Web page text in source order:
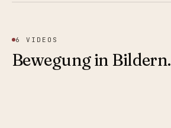
6 VIDEOS
Bewegung in Bildern.